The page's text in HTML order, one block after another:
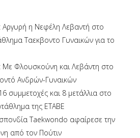
: Αργυρή η Νεφέλη Λεβαντή στο
Ταεκβοντο Γυναικών για το
: Με Φλουσκούνη και Λεβάντη στο
Ανδρών-Γυναικών
συμμετοχές και 8 μετάλλια στο
της ΕΤΑΒΕ
Taekwondo αφαίρεσε την
από τον Πούτιν